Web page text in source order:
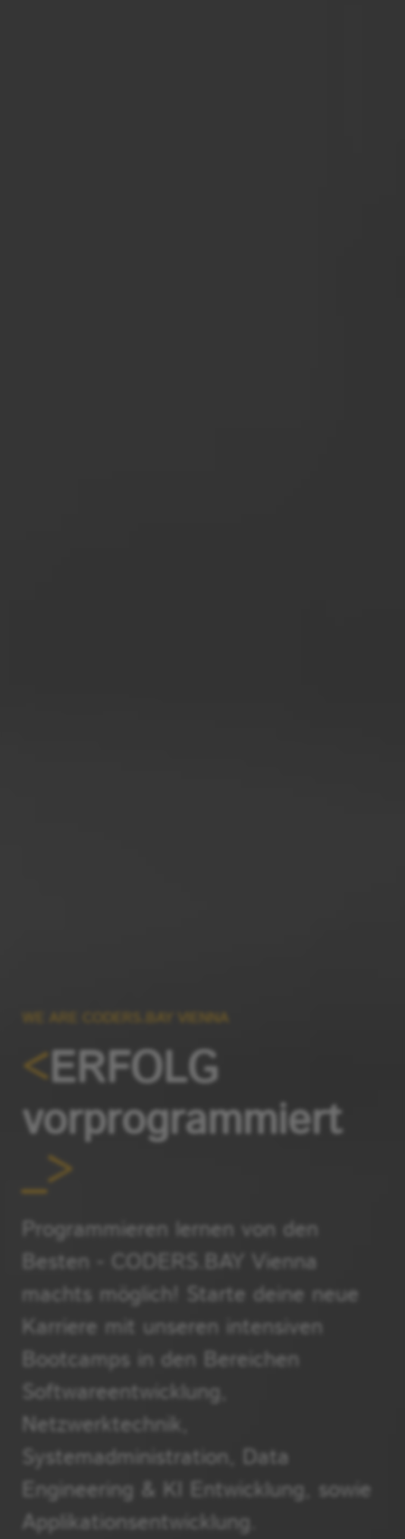
ERFOLG
vorprogrammiert
WE ARE CODERS.BAY VIENNA
Programmieren lernen von den
Besten - CODERS.BAY Vienna
machts möglich! Starte deine neue
Karriere mit unseren intensiven
Bootcamps in den Bereichen
Softwareentwicklung,
Netzwerktechnik,
Systemadministration, Data
Engineering & KI Entwicklung, sowie
Applikationsentwicklung.